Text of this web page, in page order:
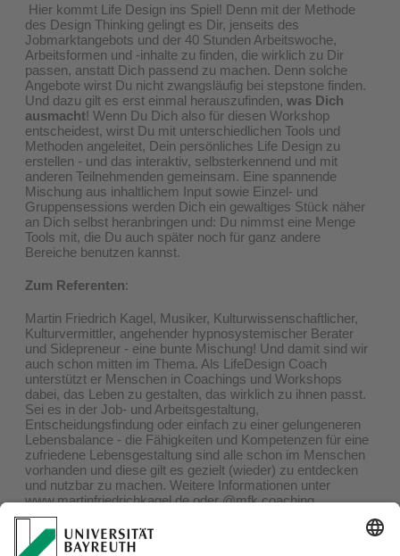
Hier kommt Life Design ins Spiel! Denn mit der Methode
des Design Thinking gelingt es Dir, jenseits des
Jobmarktangebots und der 40 Stunden Arbeitswoche,
Arbeitsformen und -inhalte zu finden, die wirklich zu Dir
passen, anstatt Dich passend zu machen. Denn solche
Angebote wirst Du nicht zwangsläufig bei stepstone finden.
Und dazu gilt es erst einmal herauszufinden, was Dich
ausmacht! Wenn Du Dich also für diesen Workshop
entscheidest, wirst Du mit unterschiedlichen Tools und
Methoden angeleitet, Dein persönliches Life Design zu
erstellen - und das interaktiv, selbsterkennend und mit
anderen Teilnehmenden gemeinsam. Eine spannende
Mischung aus inhaltlichem Input sowie Einzel- und
Gruppensessions werden Dich ein gewaltiges Stück näher
an Dich selbst heranbringen und: Du nimmst eine Menge
Tools mit, die Du auch später noch für ganz andere
Bereiche benutzen kannst.
Zum Referenten:
Martin Friedrich Kagel, Musiker, Kulturwissenschaftlicher,
Kulturvermittler, angehender hypnosystemischer Berater
und Sidepreneur - eine bunte Mischung! Und damit sind wir
auch schon mitten im Thema. Als LifeDesign Coach
unterstützt er Menschen in Coachings und Workshops
dabei, das Leben zu gestalten, das wirklich zu ihnen passt.
Sei es in der Job- und Arbeitsgestaltung,
Entscheidungsfindung oder einfach zu einer gelungeneren
Lebensbalance - die Fähigkeiten und Kompetenzen für eine
zufriedene Lebensgestaltung sind alle schon im Menschen
vorhanden und diese gilt es gezielt (wieder) zu entdecken
und nutzbar zu machen. Weitere Informationen unter
www.martinfriedrichkagel.deoder @mfk.coaching
Zielgruppe: offen für alle Fachrichtungen